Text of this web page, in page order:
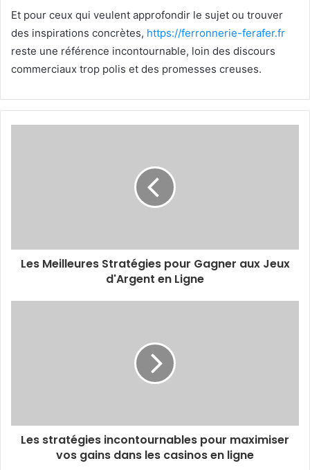
Et pour ceux qui veulent approfondir le sujet ou trouver
des inspirations concrètes, https://ferronnerie-ferafer.fr
reste une référence incontournable, loin des discours
commerciaux trop polis et des promesses creuses.
Les Meilleures Stratégies pour Gagner aux Jeux
d'Argent en Ligne
Les stratégies incontournables pour maximiser
vos gains dans les casinos en ligne